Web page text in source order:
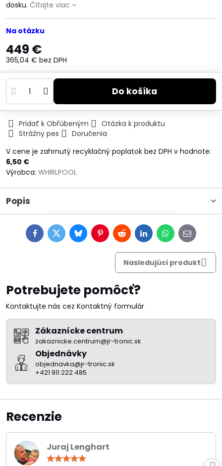
dosku. Čítajte viac
Na otázku
449 €
365,04 € bez DPH
Do košíka
Pridať k Obľúbeným
Otázka k produktu
Strážny pes
Doručenia
V cene je zahrnutý recyklačný poplatok bez DPH v hodnote:
6,50 €
Výrobca: WHIRLPOOL
Popis
FacebookTwitterBlueskyPinterestRedditLinkedInWhatsApp
E-
mail
Nasledujúci produkt
Potrebujete pomôcť?
Kontaktujte nás cez Kontaktný formulár
Zákaznícke centrum
zakaznicke.centrum@jr-tronic.sk
Objednávky
objednavka@jr-tronic.sk
+421 911 222 485
Recenzie
Juraj Lenghart